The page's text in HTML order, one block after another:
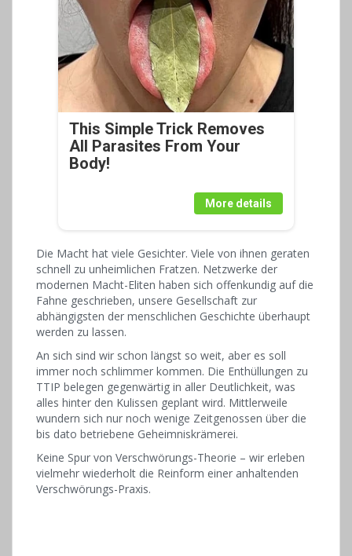
This Simple Trick Removes
All Parasites From Your
Body!
More details
Die Macht hat viele Gesichter. Viele von ihnen geraten
schnell zu unheimlichen Fratzen. Netzwerke der
modernen Macht-Eliten haben sich offenkundig auf die
Fahne geschrieben, unsere Gesellschaft zur
abhängigsten der menschlichen Geschichte überhaupt
werden zu lassen.
An sich sind wir schon längst so weit, aber es soll
immer noch schlimmer kommen. Die Enthüllungen zu
TTIP belegen gegenwärtig in aller Deutlichkeit, was
alles hinter den Kulissen geplant wird. Mittlerweile
wundern sich nur noch wenige Zeitgenossen über die
bis dato betriebene Geheimniskrämerei.
Keine Spur von Verschwörungs-Theorie – wir erleben
vielmehr wiederholt die Reinform einer anhaltenden
Verschwörungs-Praxis.